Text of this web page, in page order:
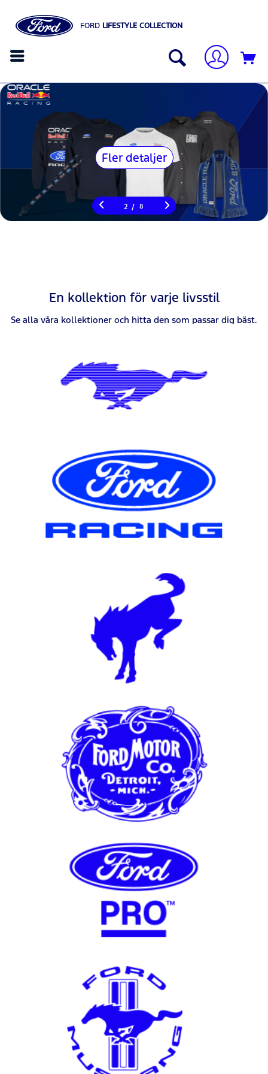
FORD LIFESTYLE COLLECTION
Fler detaljer
2 / 8
En kollektion för varje livsstil
Se alla våra kollektioner och hitta den som passar dig bäst.